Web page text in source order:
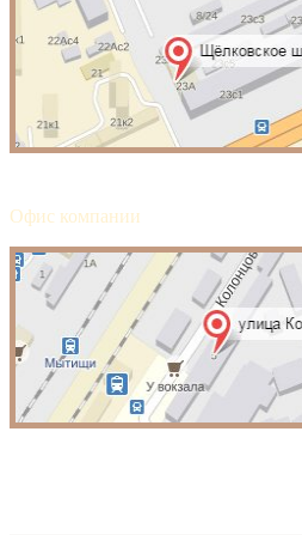
Офис компании